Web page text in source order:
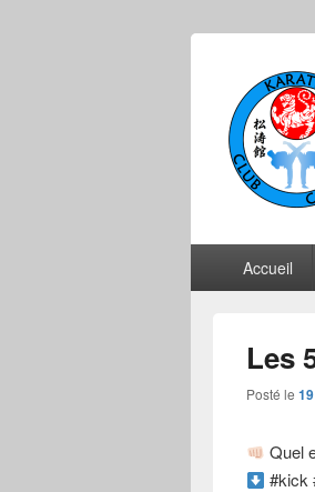
principalAccueil
Les
Posté le
Quel
#kick